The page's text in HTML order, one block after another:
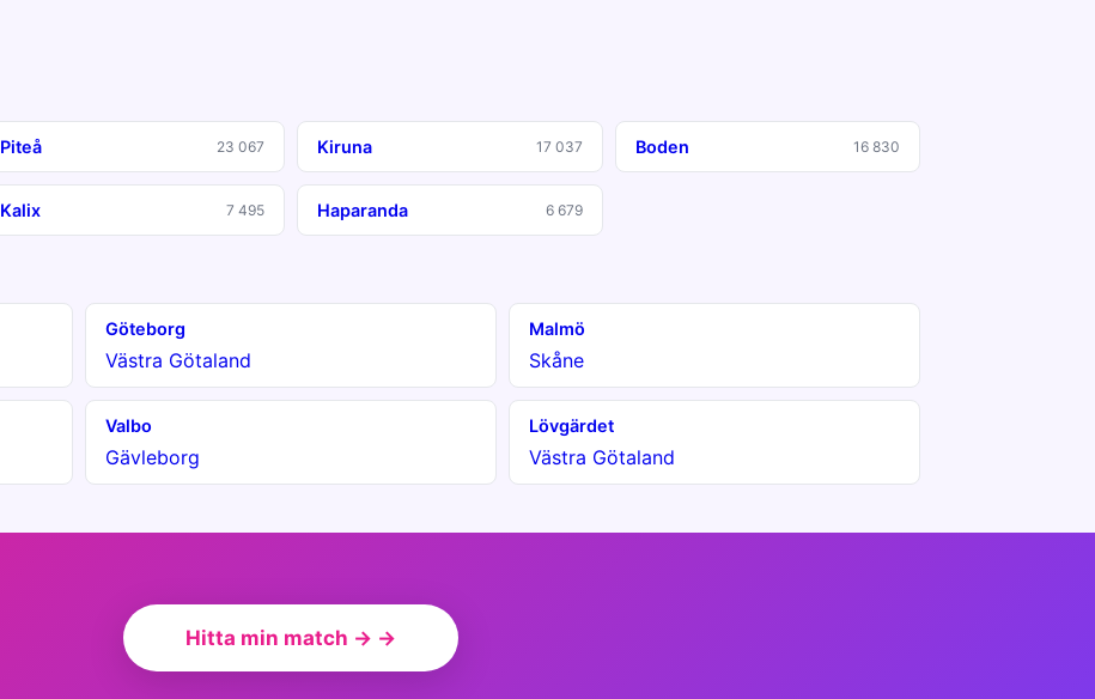
Piteå 23 067 Kiruna 17 037 Boden 16 830
Kalix 7 495 Haparanda 6 679
Göteborg
Västra Götaland
Malmö
Skåne
Valbo
Gävleborg
Lövgärdet
Västra Götaland
Hitta min match → →